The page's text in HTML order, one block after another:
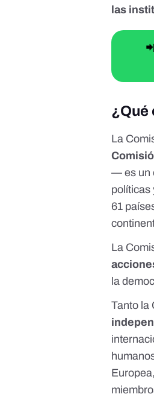
las
¿Qué
La
— es un
políticas
61
La
la
Tanto la